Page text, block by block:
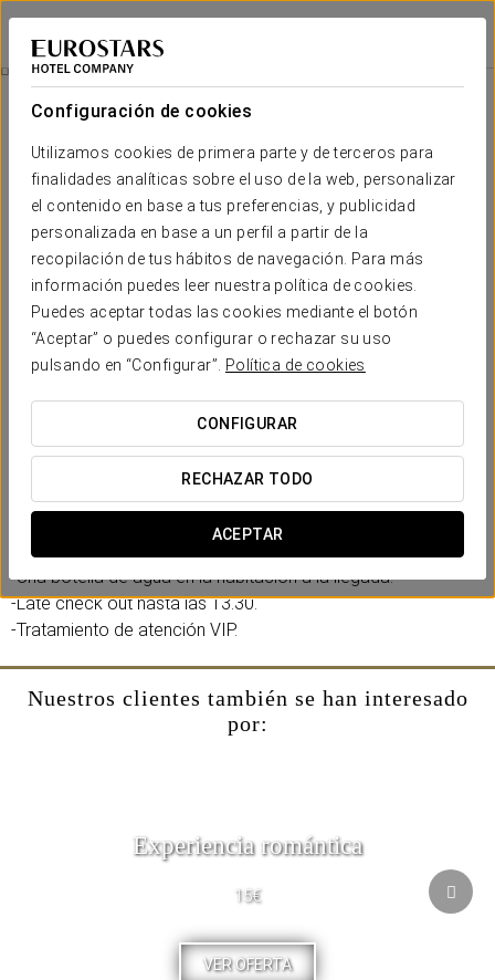
Configuración de cookies
Utilizamos cookies de primera parte y de terceros para
finalidades analíticas sobre el uso de la web, personalizar
el contenido en base a tus preferencias, y publicidad
personalizada en base a un perfil a partir de la
recopilación de tus hábitos de navegación. Para más
información puedes leer nuestra política de cookies.
Puedes aceptar todas las cookies mediante el botón
“Aceptar” o puedes configurar o rechazar su uso
pulsando en “Configurar”.
Política de cookies
CONFIGURAR
RECHAZAR TODO
ACEPTAR
Eurostars Centrale Palace
PALERMO
Experiencia Business
10€
Experiencia business
Porque hasta los más trabajadores se merecen un descanso
¡Disfruta ahora de tu business experience!
Incluye:
-Bebida de bienvenida de bebidas no alcohólicas.
-Una botella de agua en la habitación a la llegada.
-Late check out hasta las 13.30.
-Tratamiento de atención VIP.
Nuestros clientes también se han interesado
por:
Experiencia romántica
15€
VER OFERTA